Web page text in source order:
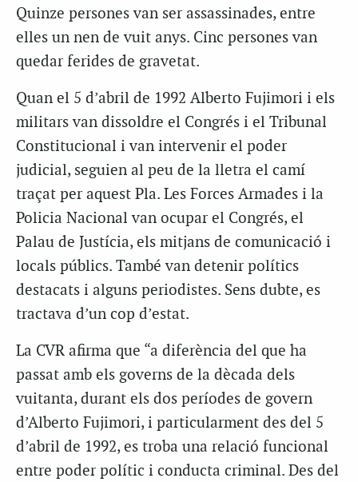
Quinze persones van ser assassinades, entre
elles un nen de vuit anys. Cinc persones van
quedar ferides de gravetat.
Quan el 5 d’abril de 1992 Alberto Fujimori i els
militars van dissoldre el Congrés i el Tribunal
Constitucional i van intervenir el poder
judicial, seguien al peu de la lletra el camí
traçat per aquest Pla. Les Forces Armades i la
Policia Nacional van ocupar el Congrés, el
Palau de Justícia, els mitjans de comunicació i
locals públics. També van detenir polítics
destacats i alguns periodistes. Sens dubte, es
tractava d’un cop d’estat.
La CVR afirma que “a diferència del que ha
passat amb els governs de la dècada dels
vuitanta, durant els dos períodes de govern
d’Alberto Fujimori, i particularment des del 5
d’abril de 1992, es troba una relació funcional
entre poder polític i conducta criminal. Des del